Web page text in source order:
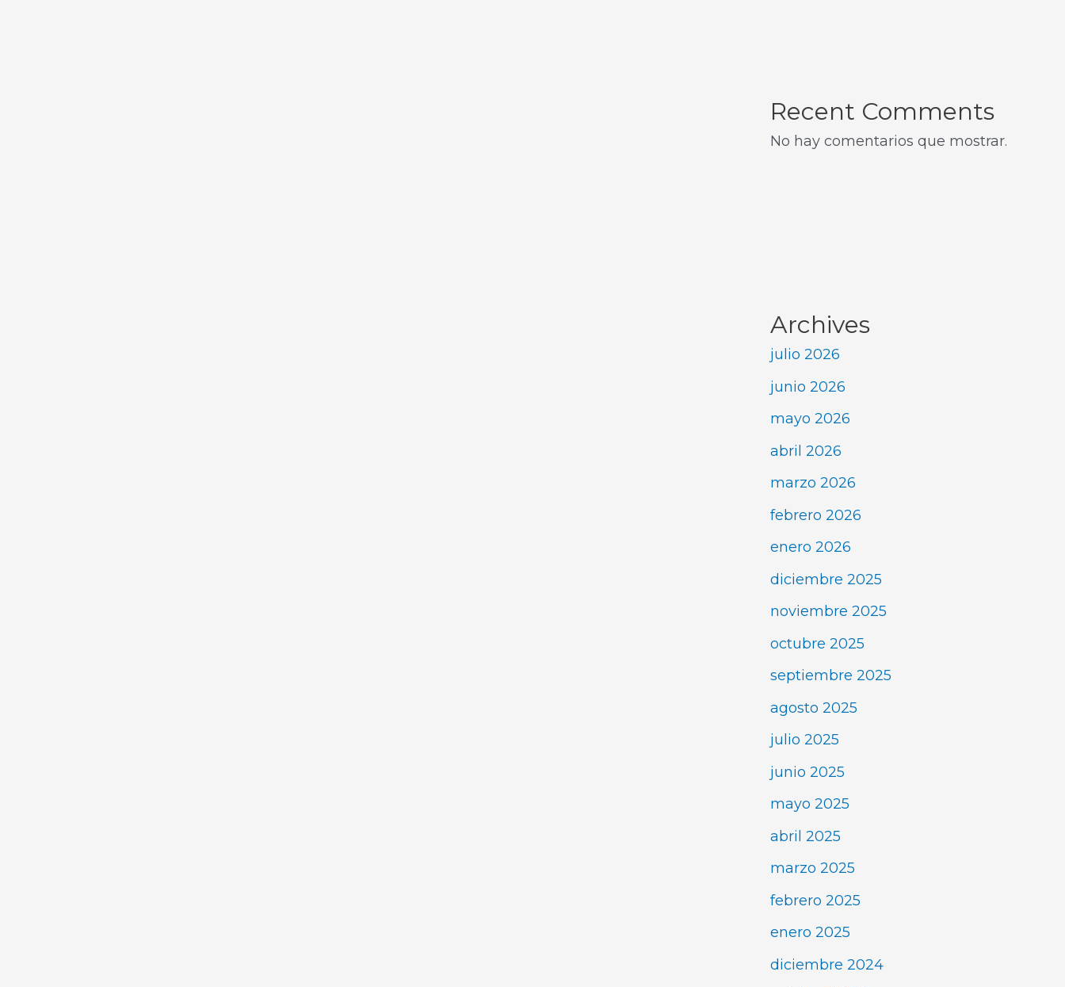
Recent Comments
No hay comentarios que mostrar.
Archives
julio 2026
junio 2026
mayo 2026
abril 2026
marzo 2026
febrero 2026
enero 2026
diciembre 2025
noviembre 2025
octubre 2025
septiembre 2025
agosto 2025
julio 2025
junio 2025
mayo 2025
abril 2025
marzo 2025
febrero 2025
enero 2025
diciembre 2024